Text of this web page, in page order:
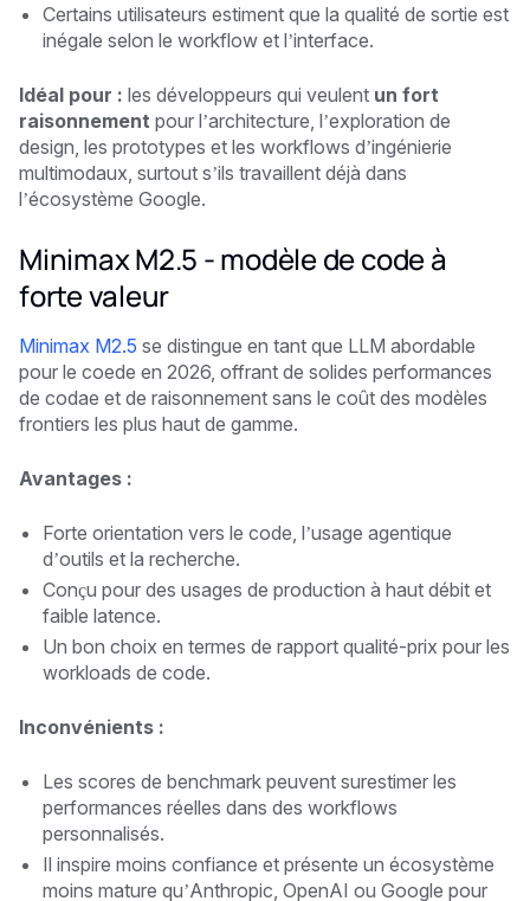
Certains utilisateurs estiment que la qualité de sortie est
inégale selon le workflow et l’interface.
Idéal pour : les développeurs qui veulent un fort
raisonnement pour l’architecture, l’exploration de
design, les prototypes et les workflows d’ingénierie
multimodaux, surtout s’ils travaillent déjà dans
l’écosystème Google.
Minimax M2.5 - modèle de code à
forte valeur
Minimax M2.5 se distingue en tant que LLM abordable
pour le coede en 2026, offrant de solides performances
de codae et de raisonnement sans le coût des modèles
frontiers les plus haut de gamme.
Avantages :
Forte orientation vers le code, l’usage agentique
d’outils et la recherche.
Conçu pour des usages de production à haut débit et
faible latence.
Un bon choix en termes de rapport qualité-prix pour les
workloads de code.
Inconvénients :
Les scores de benchmark peuvent surestimer les
performances réelles dans des workflows
personnalisés.
Il inspire moins confiance et présente un écosystème
moins mature qu’Anthropic, OpenAI ou Google pour